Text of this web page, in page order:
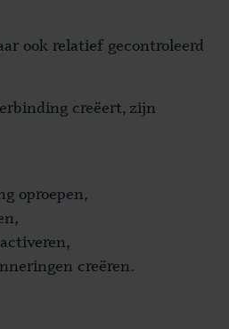
ook relatief gecontroleerd
creëert, zijn
oproepen,
creëren.